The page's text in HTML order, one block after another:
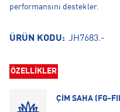
performansını destekler.
ÜRÜN KODU: JH7683.-
ÖZELLİKLER
ÇİM SAHA (FG-